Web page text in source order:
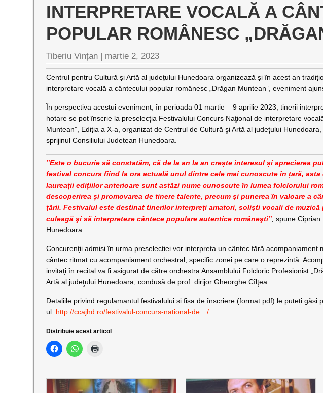
INTERPRETARE VOCALĂ A
POPULAR ROMÂNESC
Tiberiu Vințan | martie 2, 2023
Centrul pentru Cultură și Artă al județului Hunedoara organizează și în acest an
interpretare vocală a cântecului popular românesc „Drăgan Muntean”, eveniment
În perspectiva acestui eveniment, în perioada 01 martie – 9 aprilie 2023, tinerii
hotare se pot înscrie la preselecţia Festivalului Concurs Naţional de interpretare
Muntean”, Ediția a X-a, organizat de Centrul de Cultură şi Artă al judeţului
sprijinul Consiliului Județean Hunedoara.
”Este o bucurie să constatăm, că de la an la an crește interesul și aprecierea
festival concurs fiind la ora actuală unul dintre cele mai cunoscute în țară,
laureații edițiilor anterioare sunt astăzi nume cunoscute în lumea folclorului
descoperirea și promovarea de tinere talente, precum şi punerea în valoare a
ţării. Festivalul este destinat tinerilor interpreţi amatori, solişti vocali de
culeagă şi să interpreteze cântece populare autentice româneşti” spune Ciprian
Hunedoara.
Concurenţii admiși în urma preselecției vor interpreta un cântec fără acompaniament
cântec ritmat cu acompaniament orchestral, specific zonei pe care o reprezintă.
invitaţi în recital va fi asigurat de către orchestra Ansamblului Folcloric Profesionist
Artă al judeţului Hunedoara, condusă de prof. dirijor Gheorghe Cîlţea.
Detaliile privind regulamantul festivalului și fișa de înscriere (format pdf) le puteți găsi
ul: http://ccajhd.ro/festivalul-concurs-national-de…/
Distribuie acest articol